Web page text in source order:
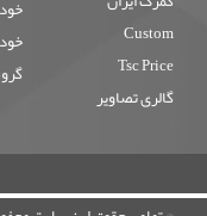
Custom
Tsc Price
گالری تصاویر